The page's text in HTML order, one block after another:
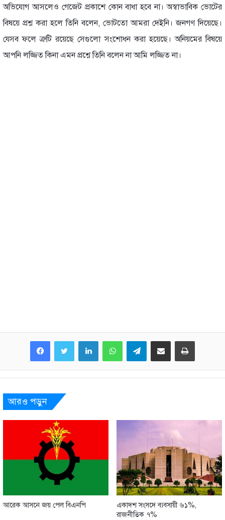
অভিযোগ আসলেও গেজেট প্রকাশে কোন বাধা হবে না। অস্বাভাবিক ভোটের
বিষয়ে প্রশ্ন করা হলে তিনি বলেন, ভোটতো আমরা দেইনি। জনগণ দিয়েছে।
যেসব ফলে ত্রুটি রয়েছে সেগুলো সংশোধন করা হয়েছে। অনিয়মের বিষয়ে
আপনি লজ্জিত কিনা এমন প্রশ্নে তিনি বলেন না আমি লজ্জিত না।
LinkedInWhatsAppTelegramShare via Email Print
আরও পড়ুন
আরেক আসনে জয় পেল বিএনপি
একাদশ সংসদে ব্যবসায়ী ৬১%,
রাজনীতিক ৭%